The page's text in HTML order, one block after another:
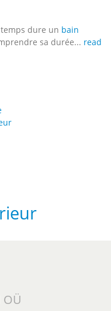
dure un bain
sa durée... read
OÜ